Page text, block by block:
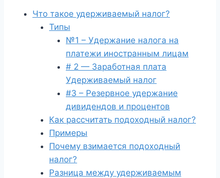
Что такое удерживаемый налог?
Типы
№1 – Удержание налога на
платежи иностранным лицам
# 2 — Заработная плата
Удерживаемый налог
#3 – Резервное удержание
дивидендов и процентов
Как рассчитать подоходный налог?
Примеры
Почему взимается подоходный
налог?
Разница между удерживаемым